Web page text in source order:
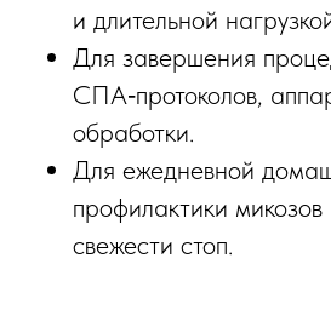
и длительной
Для завершения
СПА‑протоколов,
обработки.​
Для ежедневной
профилактики
свежести стоп.​